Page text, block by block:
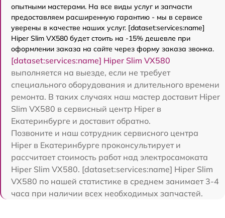
опытными мастерами. На все виды услуг и запчасти
предоставляем расширенную гарантию - мы в сервисе
уверены в качестве наших услуг. [dataset:services:name]
Hiper Slim VX580 будет стоить на -15% дешевле при
оформлении заказа на сайте через форму заказа звонка.
[dataset:services:name] Hiper Slim VX580
выполняется на выезде, если не требует
специального оборудования и длительного времени
ремонта. В таких случаях наш мастер доставит Hiper
Slim VX580 в сервисный центр Hiper в
Екатеринбурге и доставит обратно.
Позвоните и наш сотрудник сервисного центра
Hiper в Екатеринбурге проконсультирует и
рассчитает стоимость работ над электросамоката
Hiper Slim VX580. [dataset:services:name] Hiper Slim
VX580 по нашей статистике в среднем занимает 3-4
часа при наличии всех необходимых запчастей.